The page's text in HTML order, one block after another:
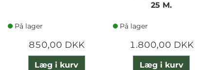
På lager
850,00 DKK
Læg i kurv
25 M.
På lager
1.800,00 DKK
Læg i kurv